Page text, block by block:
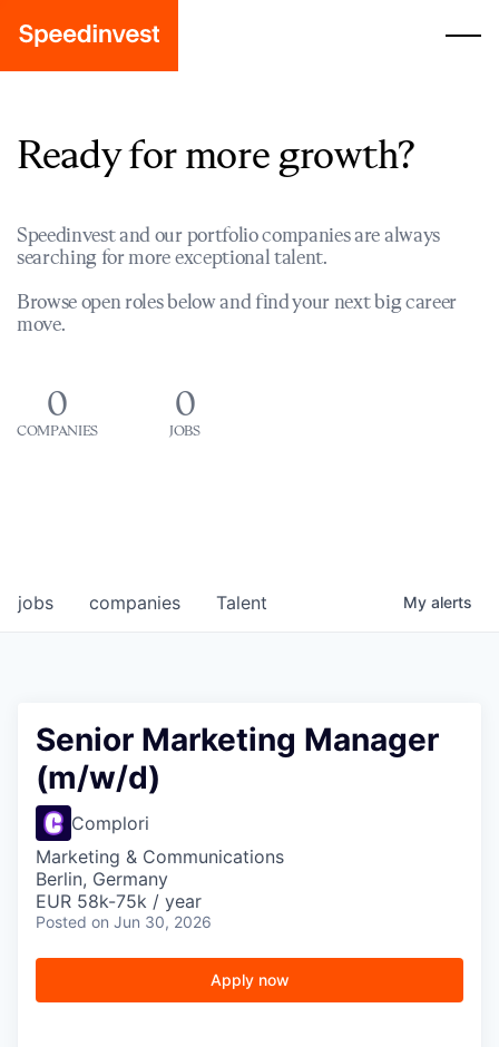
Ready for more growth?
Speedinvest and our portfolio companies are always
searching for more exceptional talent.
Browse open roles below and find your next big career
move.
0
COMPANIES
0
JOBS
jobs companies Talent My alerts
Senior Marketing Manager
(m/w/d)
Complori
Marketing & Communications
Berlin, Germany
EUR 58k-75k / year
Posted on Jun 30, 2026
Apply now